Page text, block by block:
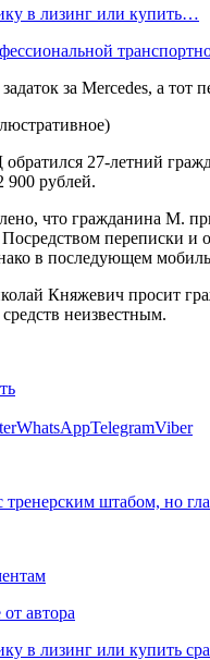
в лизинг или купить…
27-летний
900 рублей.
что гражданина М.
переписки и
в последующем
Княжевич просит
неизвестным.
WhatsAppTelegramViber
штабом, но
автора
в лизинг или купить